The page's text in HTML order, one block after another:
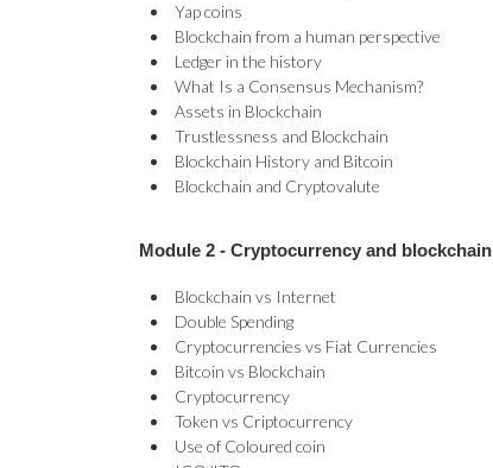
Yap coins
Blockchain from a human perspective
Ledger in the history
What Is a Consensus Mechanism?
Assets in Blockchain
Trustlessness and Blockchain
Blockchain History and Bitcoin
Blockchain and Cryptovalute
Module 2 - Cryptocurrency and blockchain
Blockchain vs Internet
Double Spending
Cryptocurrencies vs Fiat Currencies
Bitcoin vs Blockchain
Cryptocurrency
Token vs Criptocurrency
Use of Coloured coin